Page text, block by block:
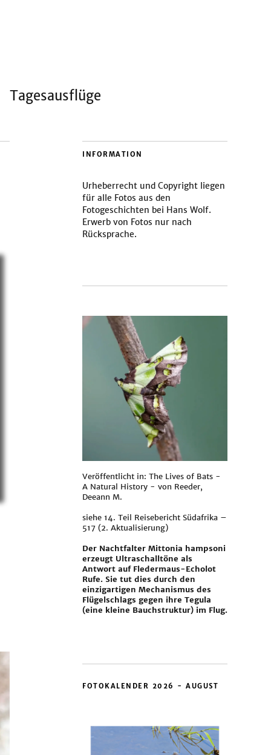
Tagesausflüge
INFORMATION
Urheberrecht und Copyright liegen
für alle Fotos aus den
Fotogeschichten bei Hans Wolf.
Erwerb von Fotos nur nach
Rücksprache.
Veröffentlicht in: The Lives of Bats -
A Natural History - von Reeder,
Deeann M.
siehe 14. Teil Reisebericht Südafrika –
517 (2. Aktualisierung)
Der Nachtfalter Mittonia hampsoni
erzeugt Ultraschalltöne als
Antwort auf Fledermaus-Echolot
Rufe. Sie tut dies durch den
einzigartigen Mechanismus des
Flügelschlags gegen ihre Tegula
(eine kleine Bauchstruktur) im Flug.
FOTOKALENDER 2026 - AUGUST